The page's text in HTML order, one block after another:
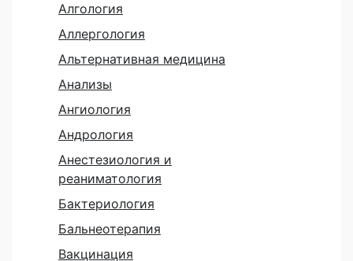
Алгология
Аллергология
Альтернативная медицина
Анализы
Ангиология
Андрология
Анестезиология и
реаниматология
Бактериология
Бальнеотерапия
Вакцинация